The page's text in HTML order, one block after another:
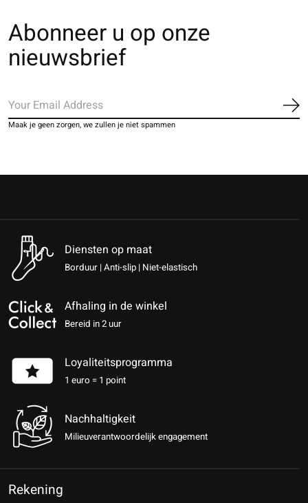
Abonneer u op onze
nieuwsbrief
Maak je geen zorgen, we zullen je niet spammen
Diensten op maat
Borduur | Anti-slip | Niet-elastisch
Afhaling in de winkel
Bereid in 2 uur
Loyaliteitsprogramma
1 euro = 1 point
Nachhaltigkeit
Milieuverantwoordelijk engagement
Rekening